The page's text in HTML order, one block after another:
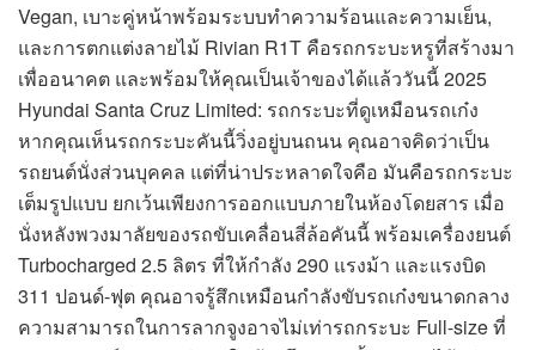
Vegan, เบาะคู่หน้าพร้อมระบบทำความร้อนและความเย็น,
และการตกแต่งลายไม้ Rivian R1T คือรถกระบะหรูที่สร้างมา
เพื่ออนาคต และพร้อมให้คุณเป็นเจ้าของได้แล้ววันนี้ 2025
Hyundai Santa Cruz Limited: รถกระบะที่ดูเหมือนรถเก๋ง
หากคุณเห็นรถกระบะคันนี้วิ่งอยู่บนถนน คุณอาจคิดว่าเป็น
รถยนต์นั่งส่วนบุคคล แต่ที่น่าประหลาดใจคือ มันคือรถกระบะ
เต็มรูปแบบ ยกเว้นเพียงการออกแบบภายในห้องโดยสาร เมื่อ
นั่งหลังพวงมาลัยของรถขับเคลื่อนสี่ล้อคันนี้ พร้อมเครื่องยนต์
Turbocharged 2.5 ลิตร ที่ให้กำลัง 290 แรงม้า และแรงบิด
311 ปอนด์-ฟุต คุณอาจรู้สึกเหมือนกำลังขับรถเก๋งขนาดกลาง
ความสามารถในการลากจูงอาจไม่เท่ารถกระบะ Full-size ที่